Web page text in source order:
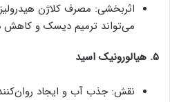
اثربخشی: مصرف کلاژن
می‌تواند ترمیم دیسک و کاهش
۵. هیالورونیک اسید
نقش: جذب آب و ایجاد